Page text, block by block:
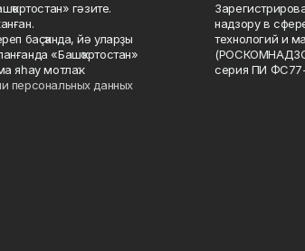
гәзите.
баҫҡанда, йә уларҙы
«Башҡортостан»
яһау мотлаҡ.
персональных данных
надзору в
технологий и
серия ПИ ФС77-